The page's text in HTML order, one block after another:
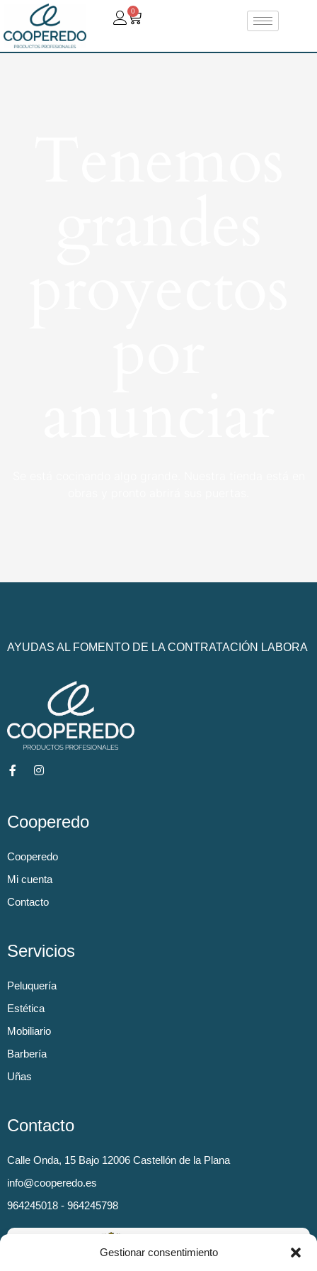
Gestionar consentimiento
0
AYUDAS AL FOMENTO DE LA CONTRATACIÓN LABORA
Cooperedo
Cooperedo
Mi cuenta
Contacto
Servicios
Peluquería
Estética
Mobiliario
Barbería
Uñas
Contacto
Calle Onda, 15 Bajo 12006 Castellón de la Plana
info@cooperedo.es
964245018 - 964245798